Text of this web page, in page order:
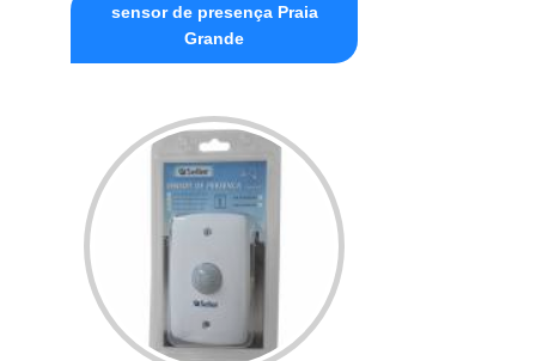
sensor de presença Praia
Grande